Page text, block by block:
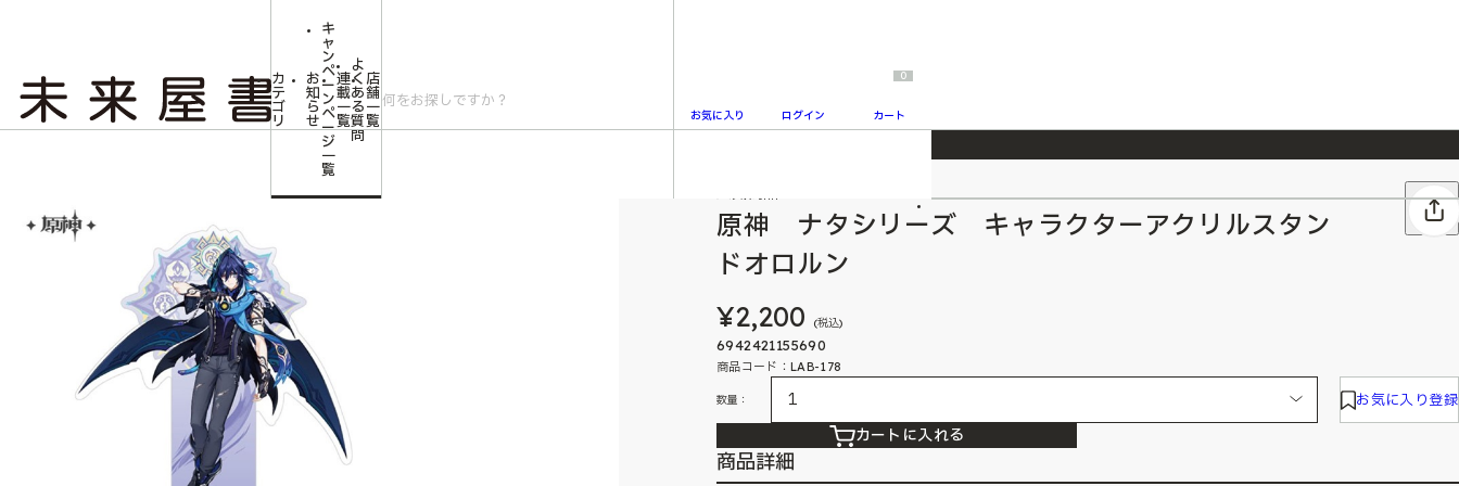
2026/7/23 『ONE PIECE magazine 021 ONE PIECEカード付き同梱版』発売延期のご案内
カ
テ
ゴ
リ
お
知
ら
せ
キ
ャ
ン
ペ
ー
ン
ペ
ー
ジ
一
覧
連
載
一
覧
よ
く
あ
る
質
問
店
舗
一
覧
お気に入り ログイン
0
カート
原神 ナタシリーズ キャラクターアクリルスタンドオロルン
原神 ナタシリーズ キャラクターアクリルスタン
ドオロルン
¥2,200 (税込)
6942421155690
商品コード：LAB-178
数量： お気に入り登録
カートに入れる
商品詳細